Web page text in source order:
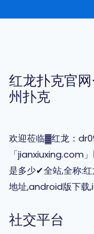
红龙扑克官
州扑克
欢迎莅临▓红龙：
「jianxiuxing.com
是多少✔全站,全称:
地址,android版下载
社交平台